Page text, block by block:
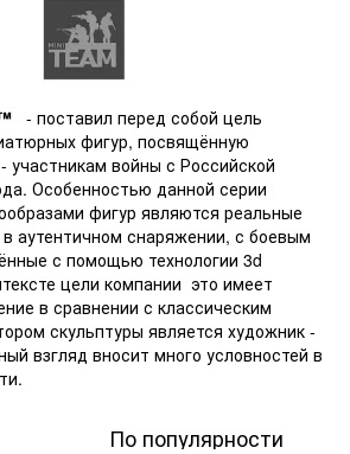
- поставил перед собой цель
фигур, посвящённую
участникам войны с Российской
Особенностью данной серии
фигур являются реальные
аутентичном снаряжении, с боевым
с помощью технологии 3d
цели компании это имеет
в сравнении с классическим
скульптуры является художник -
взгляд вносит много условностей в
По популярности